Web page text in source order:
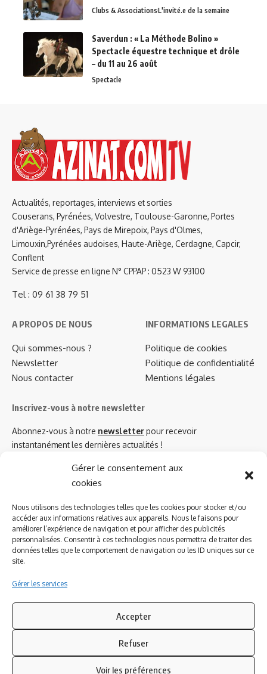
Gérer le consentement aux
cookies
Nous utilisons des technologies telles que les cookies pour stocker et/ou
accéder aux informations relatives aux appareils. Nous le faisons pour
améliorer l’expérience de navigation et pour afficher des publicités
personnalisées. Consentir à ces technologies nous permettra de traiter des
données telles que le comportement de navigation ou les ID uniques sur ce
site.
Gérer les services
Accepter
Refuser
Voir les préférences
Clubs & AssociationsL'invité.e de la semaine
Saverdun : « La Méthode Bolino »
Spectacle équestre technique et drôle
– du 11 au 26 août
Spectacle
Actualités, reportages, interviews et sorties
Couserans, Pyrénées, Volvestre, Toulouse-Garonne, Portes
d'Ariège-Pyrénées, Pays de Mirepoix, Pays d'Olmes,
Limouxin,Pyrénées audoises, Haute-Ariège, Cerdagne, Capcir,
Conflent
Service de presse en ligne N° CPPAP : 0523 W 93100
Tel : 09 61 38 79 51
A PROPOS DE NOUS
Qui sommes-nous ?
Newsletter
Nous contacter
INFORMATIONS LEGALES
Politique de cookies
Politique de confidentialité
Mentions légales
Inscrivez-vous à notre newsletter
Abonnez-vous à notre newsletterpour recevoir
instantanément les dernières actualités !
Azinat.com TV soutient
Suivez-nous